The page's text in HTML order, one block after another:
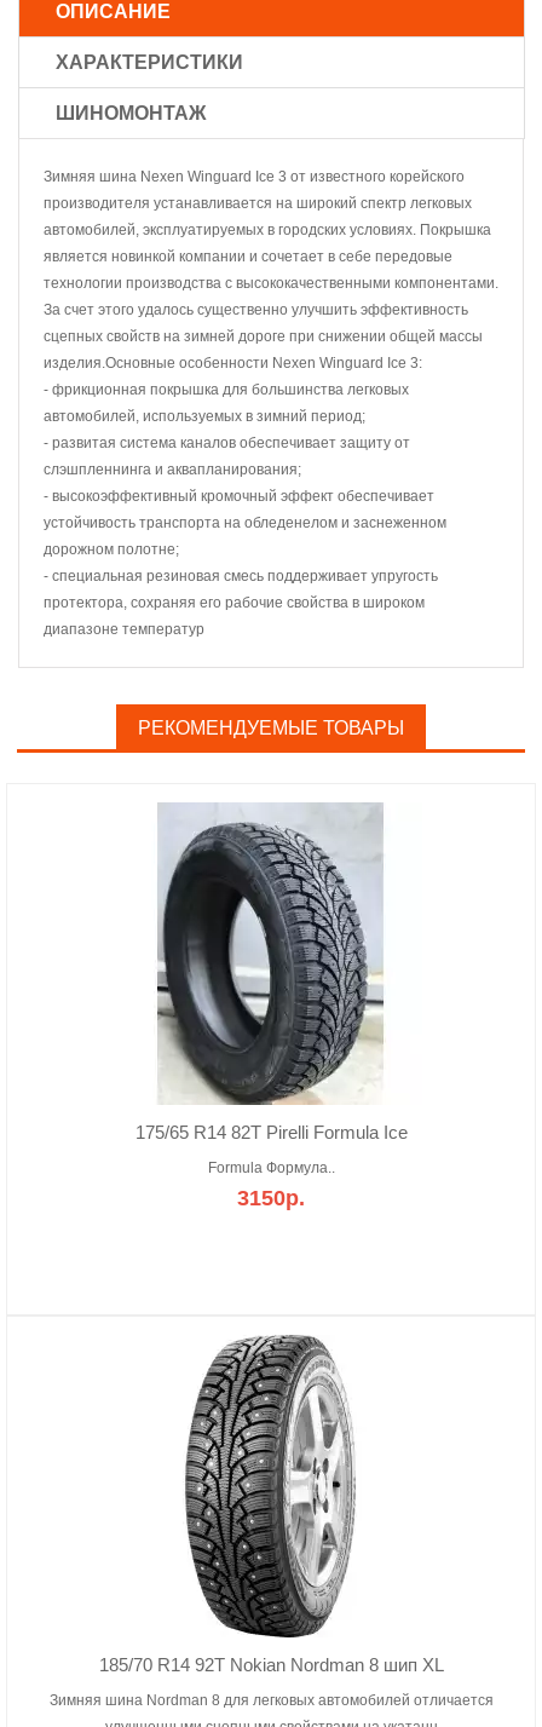
ОПИСАНИЕ
ХАРАКТЕРИСТИКИ
ШИНОМОНТАЖ
Зимняя шина Nexen Winguard Ice 3 от известного корейского
производителя устанавливается на широкий спектр легковых
автомобилей, эксплуатируемых в городских условиях. Покрышка
является новинкой компании и сочетает в себе передовые
технологии производства с высококачественными компонентами.
За счет этого удалось существенно улучшить эффективность
сцепных свойств на зимней дороге при снижении общей массы
изделия.Основные особенности Nexen Winguard Ice 3:
- фрикционная покрышка для большинства легковых
автомобилей, используемых в зимний период;
- развитая система каналов обеспечивает защиту от
слэшпленнинга и аквапланирования;
- высокоэффективный кромочный эффект обеспечивает
устойчивость транспорта на обледенелом и заснеженном
дорожном полотне;
- специальная резиновая смесь поддерживает упругость
протектора, сохраняя его рабочие свойства в широком
диапазоне температур
РЕКОМЕНДУЕМЫЕ ТОВАРЫ
175/65 R14 82T Pirelli Formula Ice
Formula Формула..
3150р.
185/70 R14 92T Nokian Nordman 8 шип XL
Зимняя шина Nordman 8 для легковых автомобилей отличается